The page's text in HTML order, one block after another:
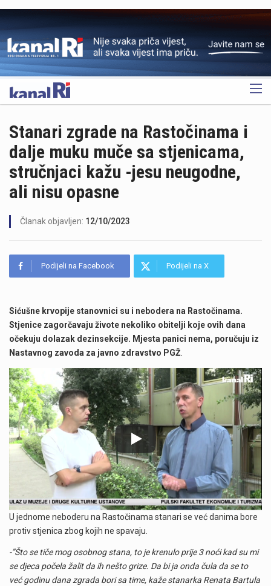
OGLAS
Stanari zgrade na Rastočinama i
dalje muku muče sa stjenicama,
stručnjaci kažu -jesu neugodne,
ali nisu opasne
Članak objavljen: 12/10/2023
Podijeli na Facebook Podijeli na X
Sićušne krvopije stanovnici su i nebodera na Rastočinama.
Stjenice zagorčavaju živote nekoliko obitelji koje ovih dana
očekuju dolazak dezinsekcije. Mjesta panici nema, poručuju iz
Nastavnog zavoda za javno zdravstvo PGŽ
U jednome neboderu na Rastočinama stanari se već danima bore
protiv stjenica zbog kojih ne spavaju.
-”Što se tiče mog osobnog stana, to je krenulo prije 3 noći kad su mi
se djeca počela žalit da ih nešto grize. Da bi ja onda čula da se to
već godinu dana zgrada bori sa time, kaže stanarka Renata Bartula